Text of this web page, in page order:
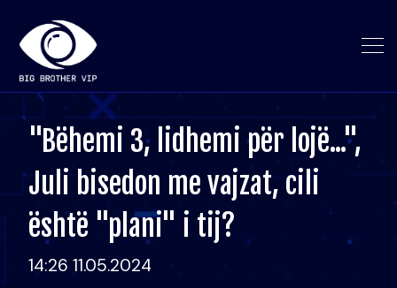
"Bëhemi 3, lidhemi për lojë...",
Juli bisedon me vajzat, cili
është "plani" i tij?
14:26 11.05.2024